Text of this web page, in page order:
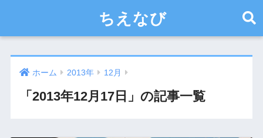
ちえなび
ホーム 2013年 12月
「2013年12月17日」の記事一覧